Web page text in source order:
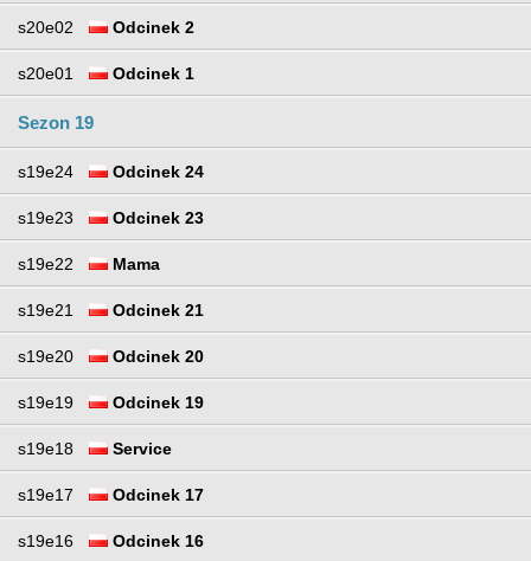
s20e02 Odcinek 2
s20e01 Odcinek 1
Sezon 19
s19e24 Odcinek 24
s19e23 Odcinek 23
s19e22 Mama
s19e21 Odcinek 21
s19e20 Odcinek 20
s19e19 Odcinek 19
s19e18 Service
s19e17 Odcinek 17
s19e16 Odcinek 16